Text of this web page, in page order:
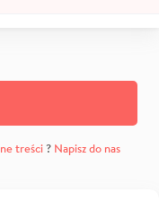
treści? Napisz do nas